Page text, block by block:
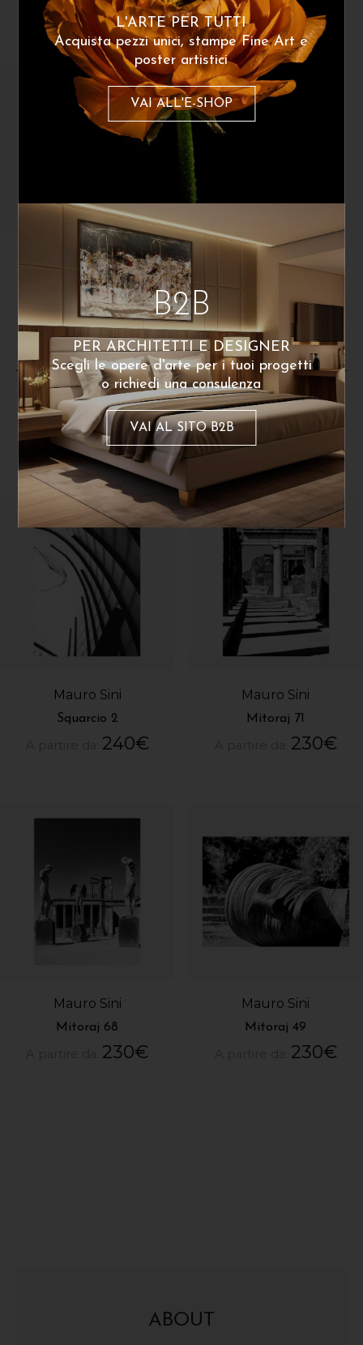
Mauro Sini
Mosso 4
A partire da:240€
Dello stesso artista
Mauro Sini
Squarcio 2
240€
Mauro Sini
Mitoraj 71
230€
Mauro Sini
Mitoraj 68
230€
Mauro Sini
Mitoraj 49
230€
L'ARTE PER TUTTI
Acquista pezzi unici, stampe Fine Art e
poster artistici
VAI ALL'E-SHOP
B2B
PER ARCHITETTI E DESIGNER
Scegli le opere d'arte per i tuoi progetti
o richiedi una consulenza
VAI AL SITO B2B
ABOUT